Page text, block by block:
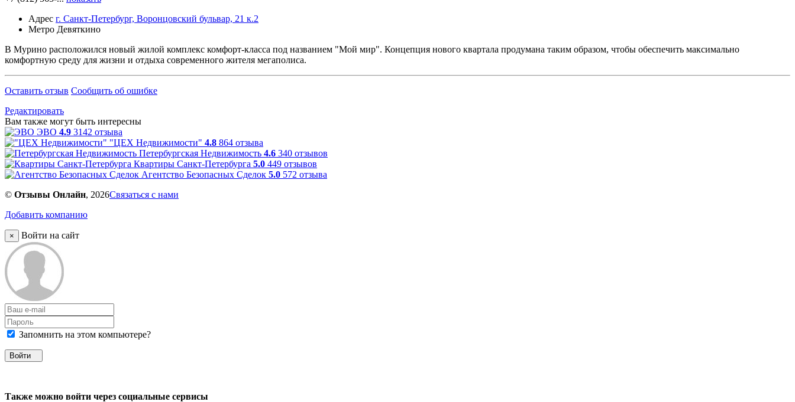
Адрес г. Санкт-Петербург, Воронцовский бульвар, 21 к.2
Метро Девяткино
В Мурино расположился новый жилой комплекс комфорт-класса под названием "Мой мир". Концепция нового квартала продумана таким образом, чтобы обеспечить максимально
комфортную среду для жизни и отдыха современного жителя мегаполиса.
Оставить отзыв Сообщить об ошибке
Редактировать
Вам также могут быть интересны
ЭВО 4.9 3142 отзыва
"ЦЕХ Недвижимости" 4.8 864 отзыва
Петербургская Недвижимость 4.6 340 отзывов
Квартиры Санкт-Петербурга 5.0 449 отзывов
Агентство Безопасных Сделок 5.0 572 отзыва
© Отзывы Онлайн, 2026Связаться с нами
Добавить компанию
× Войти на сайт
Запомнить на этом компьютере?
Войти
Также можно войти через социальные сервисы